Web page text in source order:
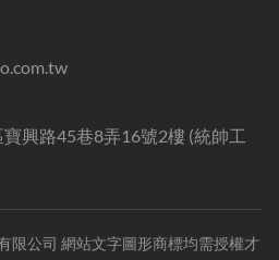
興路45巷8弄16號2樓 (統帥工
限公司 網站文字圖形商標均需授權才